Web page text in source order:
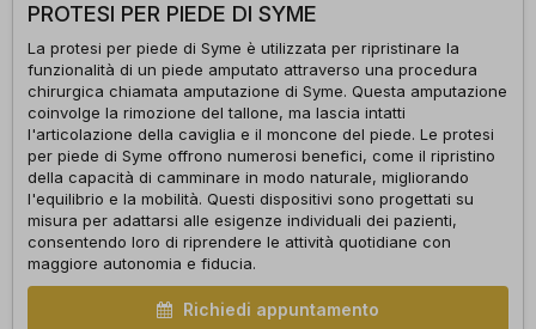
PROTESI PER PIEDE DI SYME
La protesi per piede di Syme è utilizzata per ripristinare la
funzionalità di un piede amputato attraverso una procedura
chirurgica chiamata amputazione di Syme. Questa amputazione
coinvolge la rimozione del tallone, ma lascia intatti
l'articolazione della caviglia e il moncone del piede. Le protesi
per piede di Syme offrono numerosi benefici, come il ripristino
della capacità di camminare in modo naturale, migliorando
l'equilibrio e la mobilità. Questi dispositivi sono progettati su
misura per adattarsi alle esigenze individuali dei pazienti,
consentendo loro di riprendere le attività quotidiane con
maggiore autonomia e fiducia.
Richiedi appuntamento